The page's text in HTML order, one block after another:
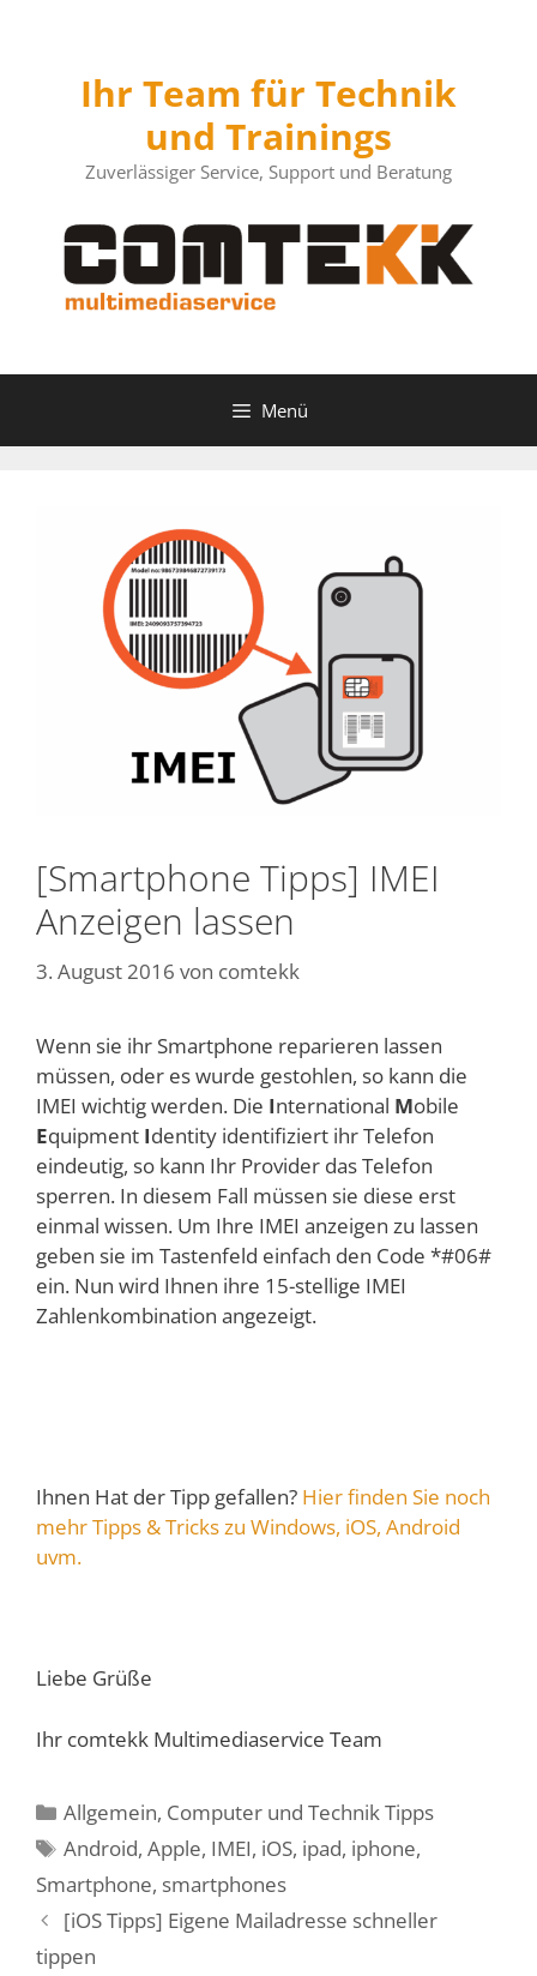
Ihr Team für Technik
und Trainings
Zuverlässiger Service, Support und Beratung
Menü
[Smartphone Tipps] IMEI
Anzeigen lassen
3. August 2016 von comtekk
Wenn sie ihr Smartphone reparieren lassen
müssen, oder es wurde gestohlen, so kann die
IMEI wichtig werden. Die International Mobile
Equipment Identity identifiziert ihr Telefon
eindeutig, so kann Ihr Provider das Telefon
sperren. In diesem Fall müssen sie diese erst
einmal wissen. Um Ihre IMEI anzeigen zu lassen
geben sie im Tastenfeld einfach den Code *#06#
ein. Nun wird Ihnen ihre 15-stellige IMEI
Zahlenkombination angezeigt.
Ihnen Hat der Tipp gefallen? Hier finden Sie noch
mehr Tipps & Tricks zu Windows, iOS, Android
uvm.
Liebe Grüße
Ihr comtekk Multimediaservice Team
Kategorien
Allgemein, Computer und Technik Tipps
Schlagwörter
Android,Apple, IMEI, iOS, ipad, iphone,
Smartphone, smartphones
[iOS Tipps] Eigene Mailadresse schneller
tippen